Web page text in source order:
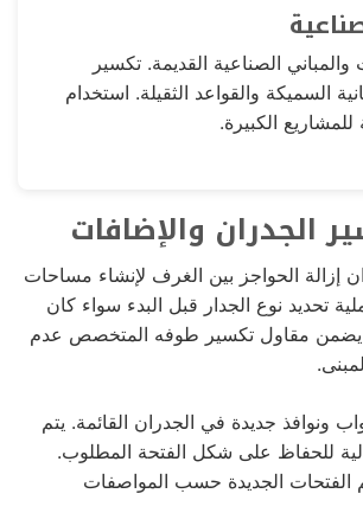
الصناعية القديمة. تكسير
السميكة والقواعد الثقيلة. استخدام
الكبيرة.
الجدران والإضافات
إزالة الحواجز بين الغرف لإنشاء مساحات
تحديد نوع الجدار قبل البدء سواء كان
يضمن مقاول تكسير طوفه المتخصص عدم
ونوافذ جديدة في الجدران القائمة. يتم
للحفاظ على شكل الفتحة المطلوب.
الفتحات الجديدة حسب المواصفات